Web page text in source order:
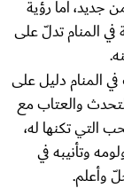
جديد، أما رؤية
المنام تدلّ على
المنام دليل على
والعتاب مع
التي تكنها له،
وتأنيبه في
وأعلم.